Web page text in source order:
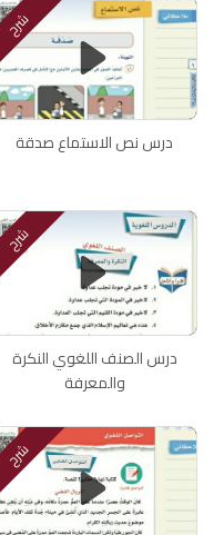
شرح
درس نص الاستماع صدقة
شرح
درس الصنف اللغوي النكرة
والمعرفة
شرح